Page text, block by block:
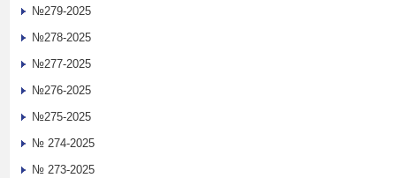
№279-2025
№278-2025
№277-2025
№276-2025
№275-2025
№ 274-2025
№ 273-2025